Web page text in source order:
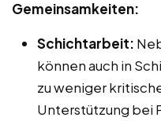
Gemeinsamkeiten:
Schichtarbeit:
können auch in
zu weniger
Unterstützung bei